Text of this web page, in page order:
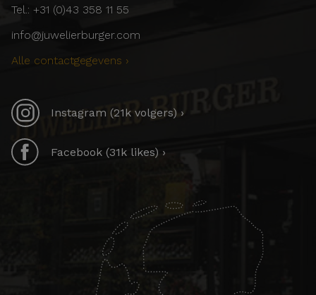
Tel.: +31 (0)43 358 11 55
info@juwelierburger.com
Alle contactgegevens ›
Instagram (21k volgers) ›
Facebook (31k likes) ›